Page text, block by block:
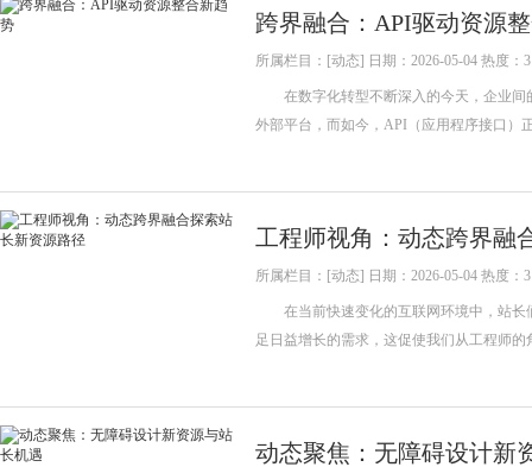
跨界融合：API驱动资源
所属栏目：[动态] 日期：2026-05-04 热度：3
在数字化转型不断深入的今天，企业间
外部平台，而如今，API（应用程序接口
工程师视角：动态跨界融
所属栏目：[动态] 日期：2026-05-04 热度：3
在当前快速变化的互联网环境中，站长
足日益增长的需求，这促使我们从工程
动态聚焦：无障碍设计新